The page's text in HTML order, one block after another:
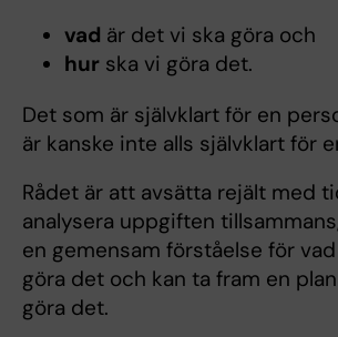
vad är det vi ska göra och
hurska vi göra det.
Det som är självklart för en
är kanske inte alls självklart för
Rådet är att avsätta rejält med
analysera uppgiften
en gemensam förståelse för
göra det och kan ta fram en
göra det.